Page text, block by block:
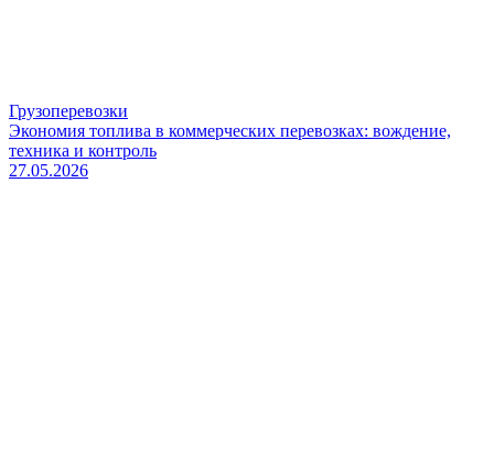
Грузоперевозки
Экономия топлива в коммерческих перевозках: вождение,
техника и контроль
27.05.2026